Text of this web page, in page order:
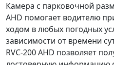
Камера с парковочной
AHD помогает водителю
ходом в любых погодных
зависимости от времени
RVC-200 AHD позволяет